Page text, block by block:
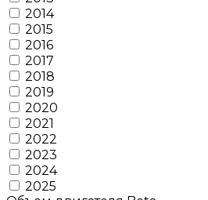
2014
2015
2016
2017
2018
2019
2020
2021
2022
2023
2024
2025